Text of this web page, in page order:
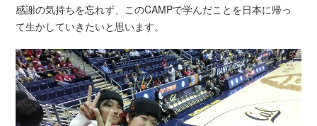
感謝の気持ちを忘れず、このCAMPで学んだことを日本に帰っ
て生かしていきたいと思います。